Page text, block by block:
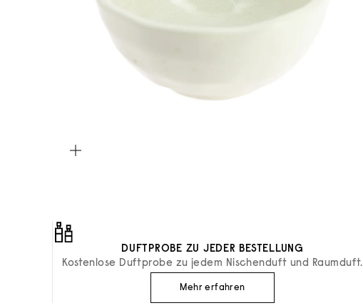
DUFTPROBE ZU JEDER BESTELLUNG
Kostenlose Duftprobe zu jedem Nischenduft und Raumduft.
Mehr erfahren